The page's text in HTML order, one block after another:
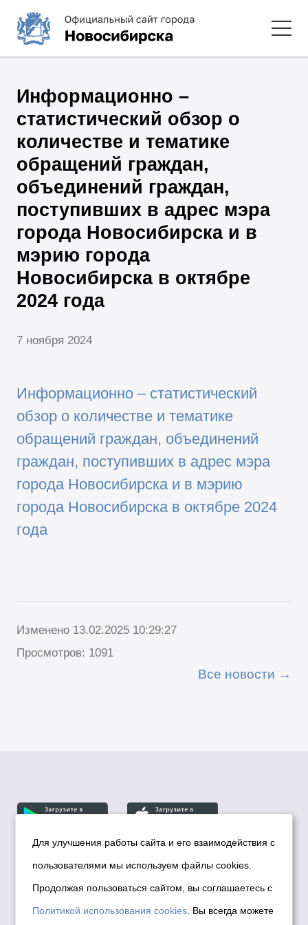
Информационно –
статистический обзор о
количестве и тематике
обращений граждан,
объединений граждан,
поступивших в адрес мэра
города Новосибирска и в
мэрию города
Новосибирска в октябре
2024 года
7 ноября 2024
Информационно – статистический
обзор о количестве и тематике
обращений граждан, объединений
граждан, поступивших в адрес мэра
города Новосибирска и в мэрию
города Новосибирска в октябре 2024
года
Изменено 13.02.2025 10:29:27
Просмотров: 1091
Все новости
© Департамент информационной политики мэрии
города Новосибирска, 2026
Политика использования Cookies
Для улучшения работы сайта и его взаимодействия с
пользователями мы используем файлы cookies.
Продолжая пользоваться сайтом, вы соглашаетесь с
Политикой использования cookies . Вы всегда можете